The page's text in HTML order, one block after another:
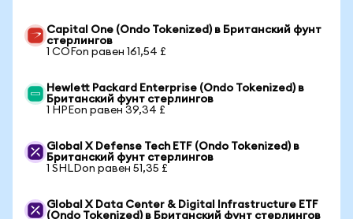
Capital One (Ondo Tokenized) в Британский фунт
стерлингов
1 COFon равен 161,54 £
Hewlett Packard Enterprise (Ondo Tokenized) в
Британский фунт стерлингов
1 HPEon равен 39,34 £
Global X Defense Tech ETF (Ondo Tokenized) в
Британский фунт стерлингов
1 SHLDon равен 51,35 £
Global X Data Center & Digital Infrastructure ETF
(Ondo Tokenized) в Британский фунт стерлингов